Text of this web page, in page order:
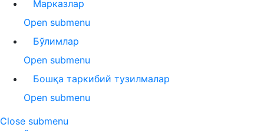
Марказлар
Open submenu
Бўлимлар
Open submenu
Бошқа таркибий тузилмалар
Open submenu
Close submenu